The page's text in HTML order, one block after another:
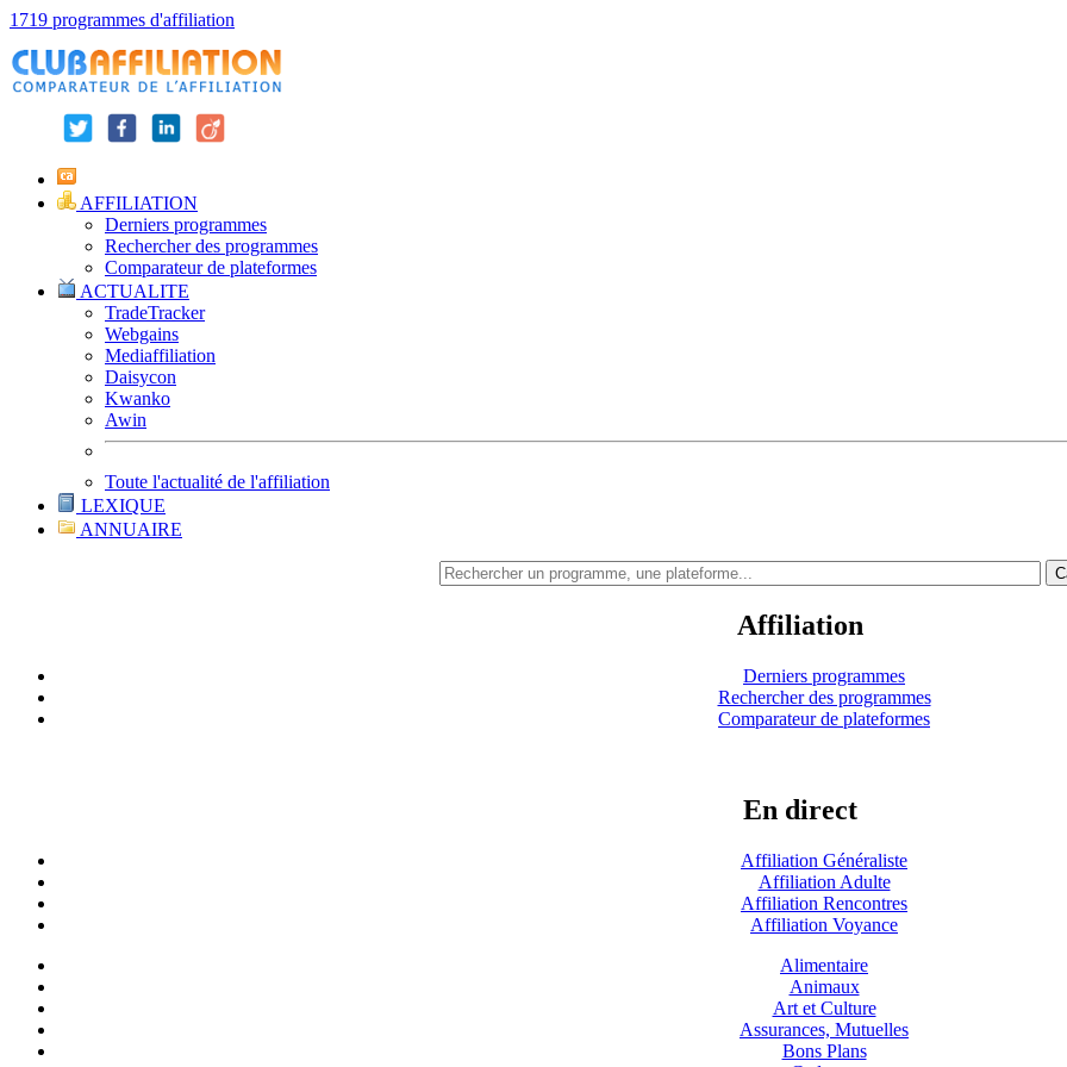
1719 programmes d'affiliation
AFFILIATION
Derniers programmes
Rechercher des programmes
Comparateur de plateformes
ACTUALITE
TradeTracker
Webgains
Mediaffiliation
Daisycon
Kwanko
Awin
Toute l'actualité de l'affiliation
LEXIQUE
ANNUAIRE
Affiliation
Derniers programmes
Rechercher des programmes
Comparateur de plateformes
En direct
Affiliation Généraliste
Affiliation Adulte
Affiliation Rencontres
Affiliation Voyance
Alimentaire
Animaux
Art et Culture
Assurances, Mutuelles
Bons Plans